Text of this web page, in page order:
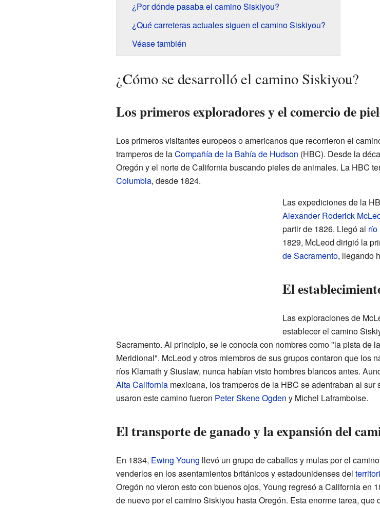
¿Por dónde pasaba el camino Siskiyou?
¿Qué carreteras actuales siguen el camino Siskiyou?
Véase también
¿Cómo se desarrolló el camino Siskiyou?
Los primeros exploradores y el comercio de
Los primeros visitantes europeos o americanos que recorrieron el
tramperos de laCompañía de la Bahía de Hudson (HBC). Desde la
Oregón y el norte de California buscando pieles de animales. La HBC
Columbia, desde 1824.
Las expediciones de la
Alexander Roderick
partir de 1826. Llegó al río
1829, McLeod dirigió la
de Sacramento, llegando
El
Las exploraciones de
establecer el camino
Sacramento. Al principio, se le conocía con nombres como "la pista de
Meridional". McLeod y otros miembros de sus grupos contaron que los
ríos Klamath y Siuslaw, nunca habían visto hombres blancos antes.
Alta Californiamexicana, los tramperos de la HBC se adentraban al
usaron este camino fueron Peter Skene Ogden y Michel Laframboise.
El transporte de ganado y la expansión del
En 1834, Ewing Young llevó un grupo de caballos y mulas por el
venderlos en los asentamientos británicos y estadounidenses del
Oregón no vieron esto con buenos ojos, Young regresó a California en
de nuevo por el camino Siskiyou hasta Oregón. Esta enorme tarea,